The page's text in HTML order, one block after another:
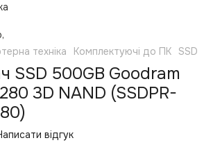
техніка Комплектуючі до ПК SSD
SSD 500GB Goodram
3D NAND (SSDPR-
відгук